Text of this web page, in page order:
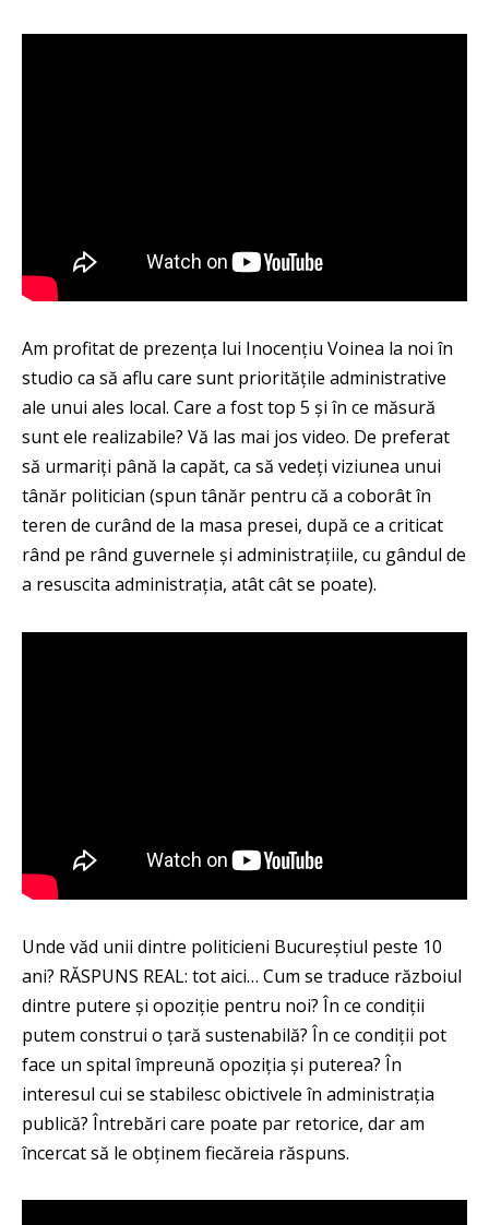
Am profitat de prezența lui Inocențiu Voinea la noi în
studio ca să aflu care sunt prioritățile administrative
ale unui ales local. Care a fost top 5 și în ce măsură
sunt ele realizabile? Vă las mai jos video. De preferat
să urmariți până la capăt, ca să vedeți viziunea unui
tânăr politician (spun tânăr pentru că a coborât în
teren de curând de la masa presei, după ce a criticat
rând pe rând guvernele și administrațiile, cu gândul de
a resuscita administrația, atât cât se poate).
Unde văd unii dintre politicieni Bucureștiul peste 10
ani? RĂSPUNS REAL: tot aici… Cum se traduce războiul
dintre putere și opoziție pentru noi? În ce condiții
putem construi o țară sustenabilă? În ce condiții pot
face un spital împreună opoziția și puterea? În
interesul cui se stabilesc obictivele în administrația
publică? Întrebări care poate par retorice, dar am
încercat să le obținem fiecăreia răspuns.